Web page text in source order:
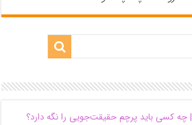
‌چه کسی باید پرچم حقیقت‌جویی را نگه دارد؟